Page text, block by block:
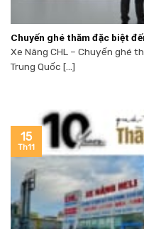
Chuyến ghé thăm đặc biệt
Xe Nâng CHL – Chuyến ghé
Trung Quốc [...]
15
Th11